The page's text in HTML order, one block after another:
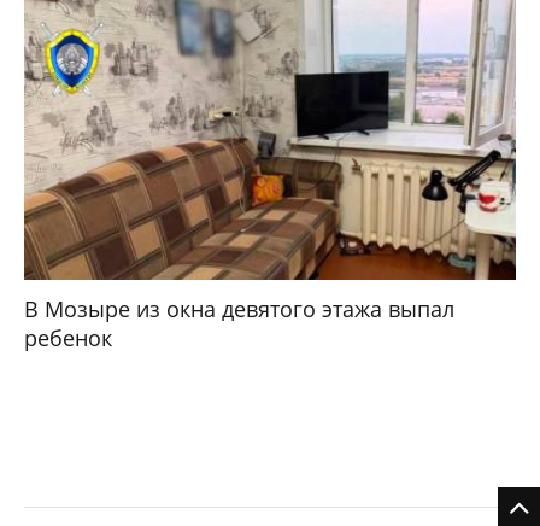
В Мозыре из окна девятого этажа выпал
ребенок